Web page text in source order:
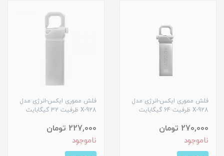
فلش مموری ایکس-انرژی مدل
X-928 ظرفیت 64 گیگابایت
270,000 تومان
ناموجود
فلش مموری ایکس-انرژی مدل
X-928 ظرفیت 32 گیگابایت
227,000 تومان
ناموجود